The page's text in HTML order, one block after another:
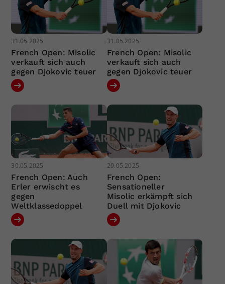
31.05.2025
French Open: Misolic
verkauft sich auch
gegen Djokovic teuer
31.05.2025
French Open: Misolic
verkauft sich auch
gegen Djokovic teuer
30.05.2025
French Open: Auch
Erler erwischt es
gegen
Weltklassedoppel
29.05.2025
French Open:
Sensationeller
Misolic erkämpft sich
Duell mit Djokovic